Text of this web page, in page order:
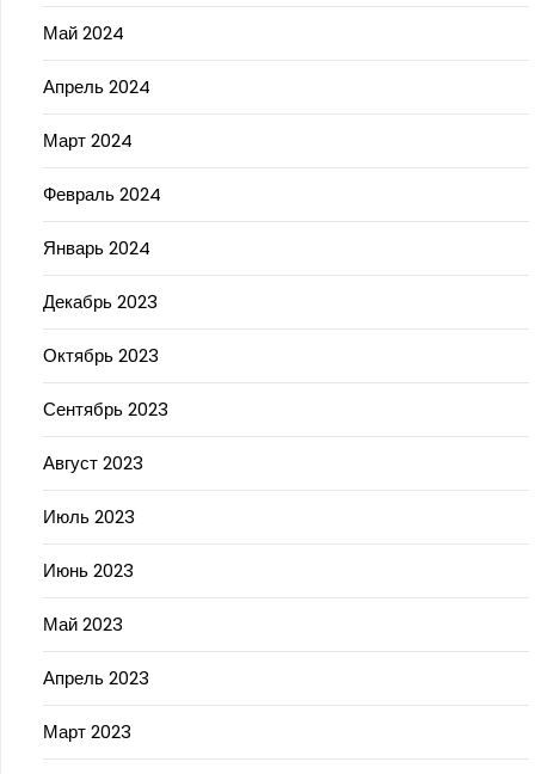
Май 2024
Апрель 2024
Март 2024
Февраль 2024
Январь 2024
Декабрь 2023
Октябрь 2023
Сентябрь 2023
Август 2023
Июль 2023
Июнь 2023
Май 2023
Апрель 2023
Март 2023